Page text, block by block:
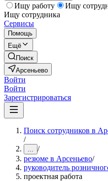
Ищу работу
Ищу
Ищу сотрудника
Сервисы
Помощь
Ещё
Поиск
Арсеньево
Войти
Войти
Зарегистрироваться
Поиск сотрудников в
/
... /
резюме в Арсеньево/
руководитель
проектная работа